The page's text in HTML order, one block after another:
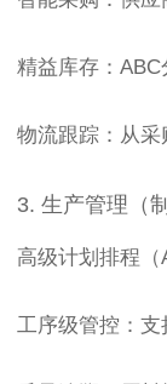
精益库存：
物流跟踪：从
3. 生产管理（
高级计划排程
工序级管控：